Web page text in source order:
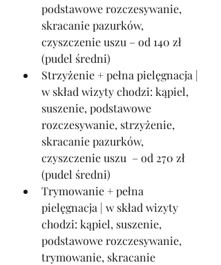
podstawowe rozczesywanie,
skracanie pazurków,
czyszczenie uszu – od 140 zł
(pudel średni)
Strzyżenie + pełna pielęgnacja |
w skład wizyty chodzi: kąpiel,
suszenie, podstawowe
rozczesywanie, strzyżenie,
skracanie pazurków,
czyszczenie uszu  – od 270 zł
(pudel średni)
Trymowanie + pełna
pielęgnacja | w skład wizyty
chodzi: kąpiel, suszenie,
podstawowe rozczesywanie,
trymowanie, skracanie